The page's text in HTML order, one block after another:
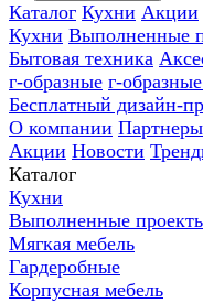
Каталог Кухни Акции
Кухни Выполненные
Бытовая техника
г-образные г-
Бесплатный дизайн-
О компании Партнеры
Акции Новости
Каталог
Кухни
Выполненные
Мягкая мебель
Гардеробные
Корпусная мебель